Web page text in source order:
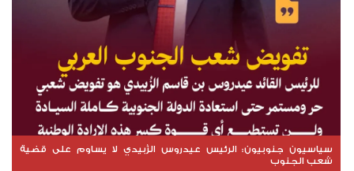
سياسيون جنوبيون: الرئيس عيدروس الزُبيدي لا يساوم على قضية
شعب الجنوب